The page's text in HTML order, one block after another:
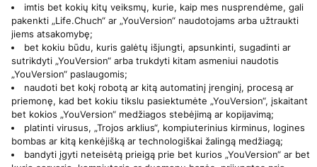
imtis bet kokių kitų veiksmų, kurie, kaip mes nusprendėme, gali
pakenkti „Life.Chuch“ ar „YouVersion“ naudotojams arba užtraukti
jiems atsakomybę;
bet kokiu būdu, kuris galėtų išjungti, apsunkinti, sugadinti ar
sutrikdyti „YouVersion“ arba trukdyti kitam asmeniui naudotis
„YouVersion“ paslaugomis;
naudoti bet kokį robotą ar kitą automatinį įrenginį, procesą ar
priemonę, kad bet kokiu tikslu pasiektumėte „YouVersion“, įskaitant
bet kokios „YouVersion“ medžiagos stebėjimą ar kopijavimą;
platinti virusus, „Trojos arklius“, kompiuterinius kirminus, logines
bombas ar kitą kenkėjišką ar technologiškai žalingą medžiagą;
bandyti įgyti neteisėtą prieigą prie bet kurios „YouVersion“ ar bet